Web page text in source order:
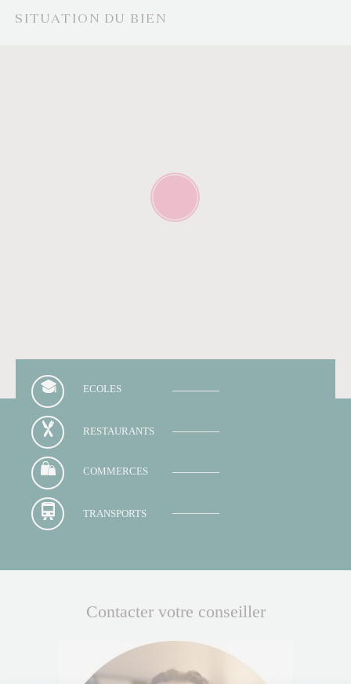
SITUATION DU BIEN
ECOLES
RESTAURANTS
COMMERCES
TRANSPORTS
Contacter votre conseiller